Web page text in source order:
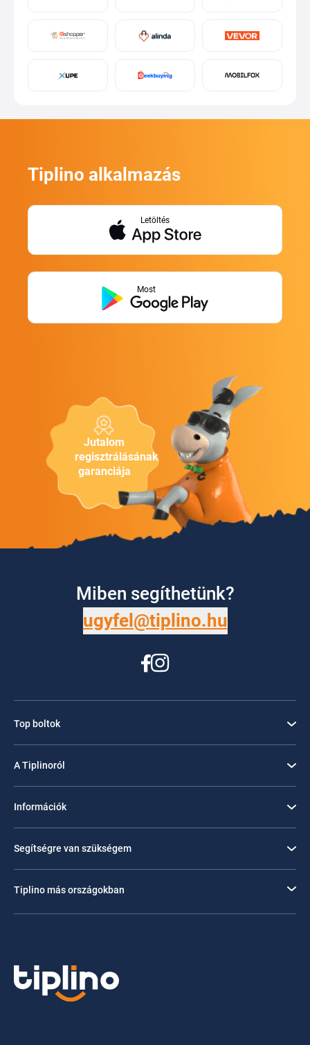
Jutalom
regisztrálásának
garanciája
Tiplino alkalmazás
Letöltés
Most
Miben segíthetünk?
ugyfel@tiplino.hu
Top boltok
A Tiplinoról
Információk
Segítségre van szükségem
Tiplino más országokban